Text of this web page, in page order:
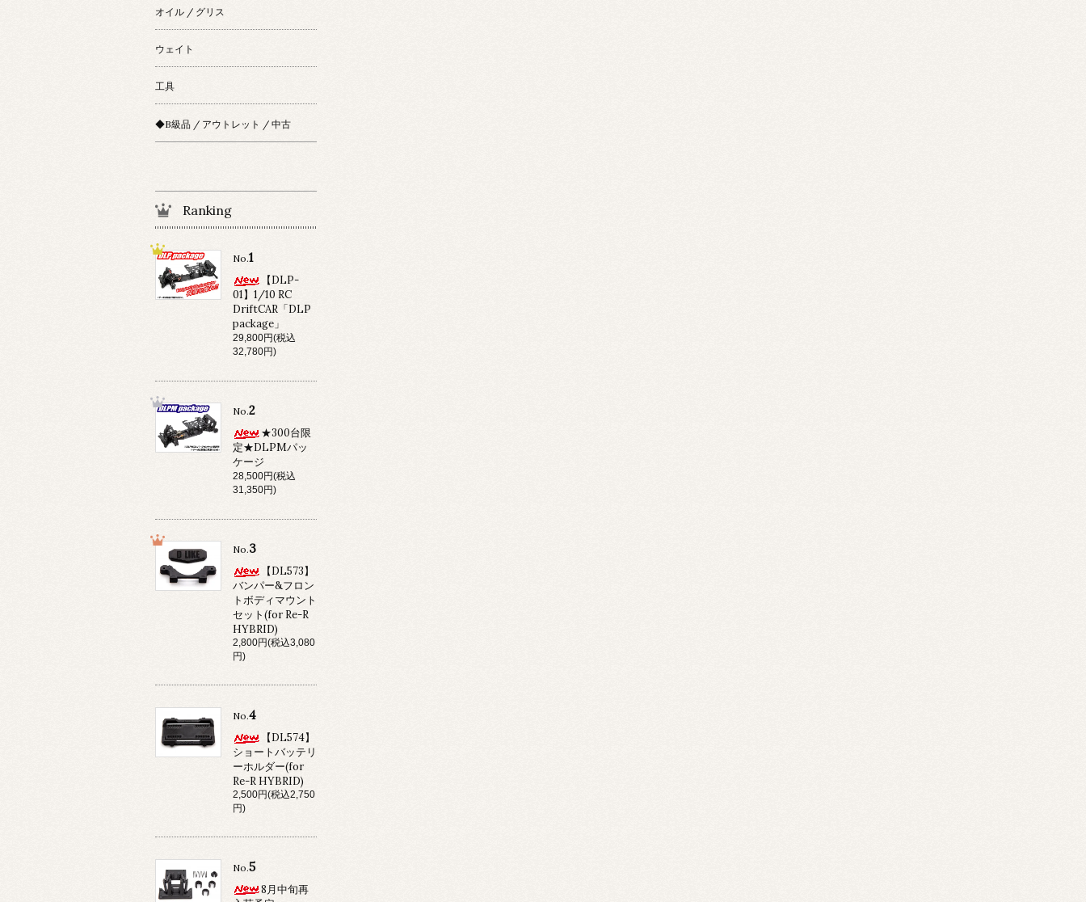
オイル / グリス
ウェイト
工具
◆B級品 / アウトレット / 中古
Ranking
No.1
【DLP-
01】1/10 RC
DriftCAR「DLP
package」
29,800円(税込
32,780円)
No.2
★300台限
定★DLPMパッ
ケージ
28,500円(税込
31,350円)
No.3
【DL573】
バンパー&フロン
トボディマウント
セット(for Re-R
HYBRID)
2,800円(税込3,080
円)
No.4
【DL574】
ショートバッテリ
ーホルダー(for
Re-R HYBRID)
2,500円(税込2,750
円)
No.5
8月中旬再